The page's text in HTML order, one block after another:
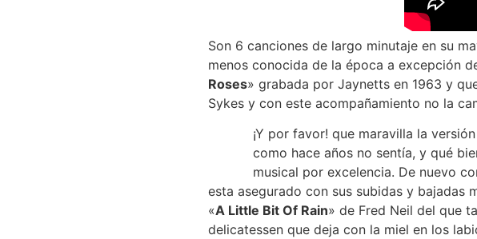
Son 6 canciones de largo minutaje en su
menos conocida de la época a excepción
Roses» grabada por Jaynetts en 1963 y
Sykes y con este acompañamiento no la
¡Y por favor! que maravilla la
como hace años no sentía, y qué
musical por excelencia. De nuevo
esta asegurado con sus subidas y bajadas
«A Little Bit Of Rain» de Fred Neil del que
delicatessen que deja con la miel en los